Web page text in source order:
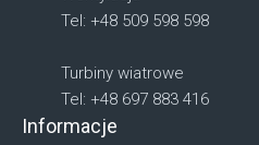
Tel: +48 509 598 598
Turbiny wiatrowe
Tel: +48 697 883 416
Informacje